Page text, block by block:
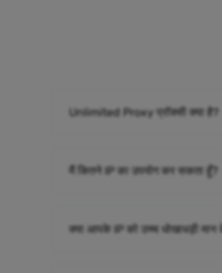
Unlimited Proxy प्रॉक्सी क्या है?
मैं कितने IP का उपयोग कर सकता हूँ?
क्या आपके IP को उच्च धोखाधड़ी मान